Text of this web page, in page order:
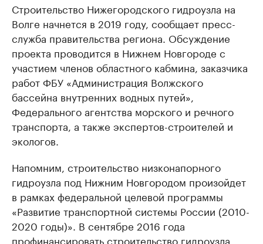
Строительство Нижегородского гидроузла на
Волге начнется в 2019 году, сообщает пресс-
служба правительства региона. Обсуждение
проекта проводится в Нижнем Новгороде с
участием членов областного кабмина, заказчика
работ ФБУ «Администрация Волжского
бассейна внутренних водных путей»,
Федерального агентства морского и речного
транспорта, а также экспертов-строителей и
экологов.
Напомним, строительство низконапорного
гидроузла под Нижним Новгородом произойдет
в рамках федеральной целевой программы
«Развитие транспортной системы России (2010-
2020 годы)». В сентябре 2016 года
профинансировать строительство гидроузла